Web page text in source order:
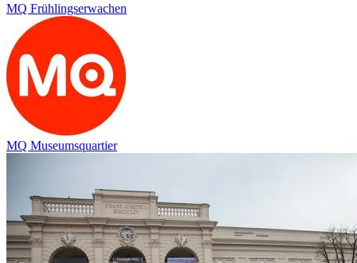
MQ Frühlingserwachen
MQ Museumsquartier